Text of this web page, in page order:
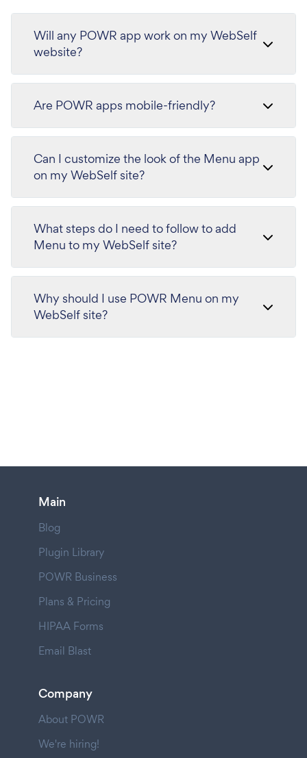
Will any POWR app work on my WebSelf
website?
Are POWR apps mobile-friendly?
Can I customize the look of the Menu app
on my WebSelf site?
What steps do I need to follow to add
Menu to my WebSelf site?
Why should I use POWR Menu on my
WebSelf site?
Main
Blog
Plugin Library
POWR Business
Plans & Pricing
HIPAA Forms
Email Blast
Company
About POWR
We're hiring!